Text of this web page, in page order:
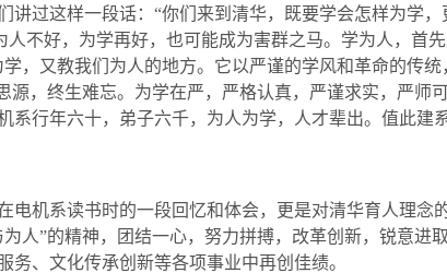
讲过这样一段话：“你们来到清华，既要学会怎样为学，
人不好，为学再好，也可能成为害群之马。学为人，首
，又教我们为人的地方。它以严谨的学风和革命的传
源，终生难忘。为学在严，严格认真，严谨求实，严师
系行年六十，弟子六千，为人为学，人才辈出。值此建
机系读书时的一段回忆和体会，更是对清华育人理念的
人”的精神，团结一心，努力拼搏，改革创新，锐意进
、文化传承创新等各项事业中再创佳绩。